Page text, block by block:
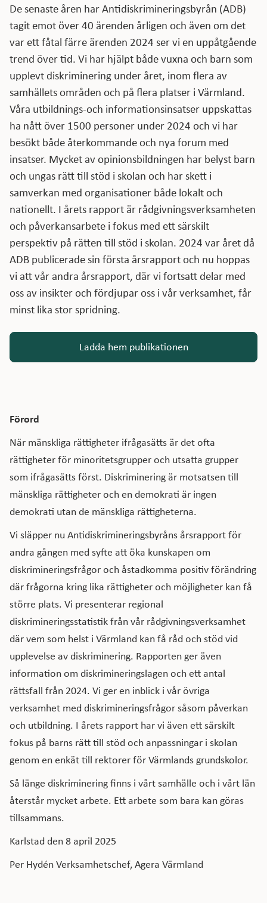
De senaste åren har Antidiskrimineringsbyrån (ADB)
tagit emot över 40 ärenden årligen och även om det
var ett fåtal färre ärenden 2024 ser vi en uppåtgående
trend över tid. Vi har hjälpt både vuxna och barn som
upplevt diskriminering under året, inom flera av
samhällets områden och på flera platser i Värmland.
Våra utbildnings-och informationsinsatser uppskattas
ha nått över 1500 personer under 2024 och vi har
besökt både återkommande och nya forum med
insatser. Mycket av opinionsbildningen har belyst barn
och ungas rätt till stöd i skolan och har skett i
samverkan med organisationer både lokalt och
nationellt. I årets rapport är rådgivningsverksamheten
och påverkansarbete i fokus med ett särskilt
perspektiv på rätten till stöd i skolan. 2024 var året då
ADB publicerade sin första årsrapport och nu hoppas
vi att vår andra årsrapport, där vi fortsatt delar med
oss av insikter och fördjupar oss i vår verksamhet, får
minst lika stor spridning.
Ladda hem publikationen
Förord
När mänskliga rättigheter ifrågasätts är det ofta
rättigheter för minoritetsgrupper och utsatta grupper
som ifrågasätts först. Diskriminering är motsatsen till
mänskliga rättigheter och en demokrati är ingen
demokrati utan de mänskliga rättigheterna.
Vi släpper nu Antidiskrimineringsbyråns årsrapport för
andra gången med syfte att öka kunskapen om
diskrimineringsfrågor och åstadkomma positiv förändring
där frågorna kring lika rättigheter och möjligheter kan få
större plats. Vi presenterar regional
diskrimineringsstatistik från vår rådgivningsverksamhet
där vem som helst i Värmland kan få råd och stöd vid
upplevelse av diskriminering. Rapporten ger även
information om diskrimineringslagen och ett antal
rättsfall från 2024. Vi ger en inblick i vår övriga
verksamhet med diskrimineringsfrågor såsom påverkan
och utbildning. I årets rapport har vi även ett särskilt
fokus på barns rätt till stöd och anpassningar i skolan
genom en enkät till rektorer för Värmlands grundskolor.
Så länge diskriminering finns i vårt samhälle och i vårt län
återstår mycket arbete. Ett arbete som bara kan göras
tillsammans.
Karlstad den 8 april 2025
Per Hydén Verksamhetschef, Agera Värmland